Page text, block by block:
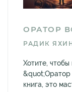
ОРАТОР
РАДИК
Хотите,
&quot;Оратор
книга, это